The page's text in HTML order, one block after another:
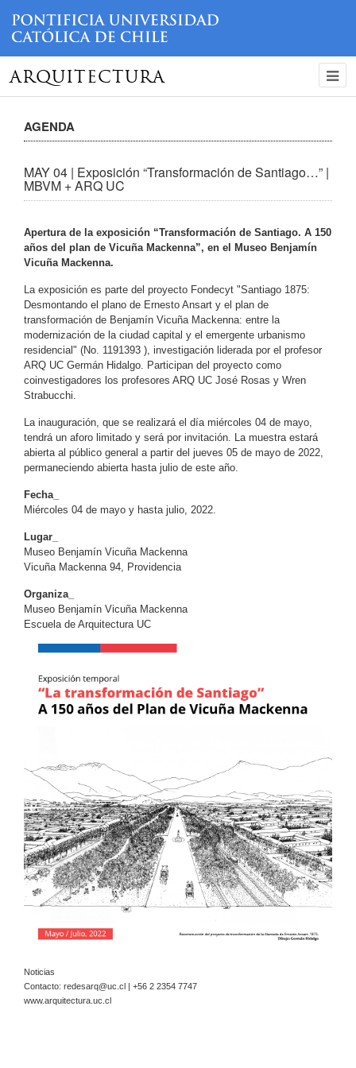
ARQUITECTURA
AGENDA
MAY 04 | Exposición “Transformación de Santiago…” |
MBVM + ARQ UC
Apertura de la exposición “Transformación de Santiago. A 150
años del plan de Vicuña Mackenna”, en el Museo Benjamín
Vicuña Mackenna.
La exposición es parte del proyecto Fondecyt "Santiago 1875:
Desmontando el plano de Ernesto Ansart y el plan de
transformación de Benjamín Vicuña Mackenna: entre la
modernización de la ciudad capital y el emergente urbanismo
residencial" (No. 1191393 ), investigación liderada por el profesor
ARQ UC Germán Hidalgo. Participan del proyecto como
coinvestigadores los profesores ARQ UC José Rosas y Wren
Strabucchi.
La inauguración, que se realizará el día miércoles 04 de mayo,
tendrá un aforo limitado y será por invitación. La muestra estará
abierta al público general a partir del jueves 05 de mayo de 2022,
permaneciendo abierta hasta julio de este año.
Fecha_
Miércoles 04 de mayo y hasta julio, 2022.
Lugar_
Museo Benjamín Vicuña Mackenna
Vicuña Mackenna 94, Providencia
Organiza_
Museo Benjamín Vicuña Mackenna
Escuela de Arquitectura UC
Noticias
Contacto: redesarq@uc.cl | +56 2 2354 7747
www.arquitectura.uc.cl